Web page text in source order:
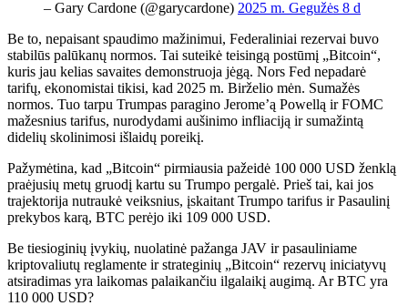
– Gary Cardone (@garycardone) 2025 m. Gegužės 8 d
Be to, nepaisant spaudimo mažinimui, Federaliniai rezervai buvo
stabilūs palūkanų normos. Tai suteikė teisingą postūmį „Bitcoin“,
kuris jau kelias savaites demonstruoja jėgą. Nors Fed nepadarė
tarifų, ekonomistai tikisi, kad 2025 m. Birželio mėn. Sumažės
normos. Tuo tarpu Trumpas paragino Jerome’ą Powellą ir FOMC
mažesnius tarifus, nurodydami aušinimo infliaciją ir sumažintą
didelių skolinimosi išlaidų poreikį.
Pažymėtina, kad „Bitcoin“ pirmiausia pažeidė 100 000 USD ženklą
praėjusių metų gruodį kartu su Trumpo pergalė. Prieš tai, kai jos
trajektorija nutraukė veiksnius, įskaitant Trumpo tarifus ir Pasaulinį
prekybos karą, BTC perėjo iki 109 000 USD.
Be tiesioginių įvykių, nuolatinė pažanga JAV ir pasauliniame
kriptovaliutų reglamente ir strateginių „Bitcoin“ rezervų iniciatyvų
atsiradimas yra laikomas palaikančiu ilgalaikį augimą. Ar BTC yra
110 000 USD?